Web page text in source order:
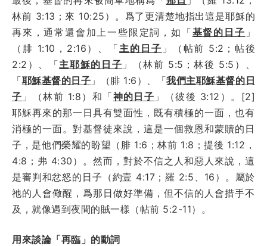
林前 3:13；來 10:25）。爲了更清楚地指出這是耶穌的
再來，通常還會加上一些限定詞，如「基督的日子 」
（腓 1:10，2:16）、「 主的日子 」（帖前 5:2；帖後
2:2）、「主耶穌的日子 」（林前 5:5；林後 5:5）、
「耶穌基督的日子 」（腓 1:6）、「我們主耶穌基督的日
子 」（林前 1:8）和「神的日子 」（彼後 3:12）。[2]
耶穌再來的那一日具有雙面性，既有積極的一面，也有
消極的一面。對基督徒來說，這是一個救恩和蒙贖的日
子，是他們榮耀的盼望（腓 1:6；林前 1:8；提後 1:12，
4:8；弗 4:30）。然而，對於不信之人和惡人來說，這
是審判和忿怒的日子（約壹 4:17；羅 2:5、16）。屬於
祂的人會儆醒，爲那日做好準備，但不信的人會措手不
及，就像遇到夜間的賊一樣（帖前 5:2-11）。
用來談論「再臨」的動詞